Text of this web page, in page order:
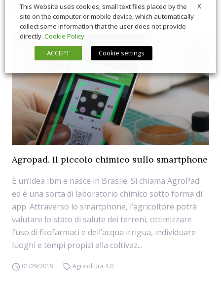
05/07/2019 Agricoltura 4.0
Agropad. Il piccolo chimico sullo smartphone
È un’idea Ibm e nasce in Brasile. Si chiama AgroPad
ed è una sorta di laboratorio chimico sotto forma di
app. Attraverso lo smartphone, l’agricoltore potrà
valutare lo stato di salute dei terreni, ottimizzare
l’uso di fitofarmaci e dell’acqua irrigua, individuare
luoghi e tempi propizi alla coltivaz...
01/29/2019 Agricoltura 4.0
X
This Website uses cookies, small text files placed by the
site on the computer or mobile device, which automatically
collect some information that the user does not provide
directly. Cookie Policy
ACCEPT
Cookie settings